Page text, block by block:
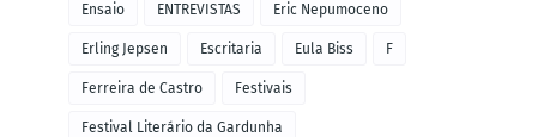
Ensaio ENTREVISTAS Eric Nepumoceno
Erling Jepsen Escritaria Eula Biss F
Ferreira de Castro Festivais
Festival Literário da Gardunha